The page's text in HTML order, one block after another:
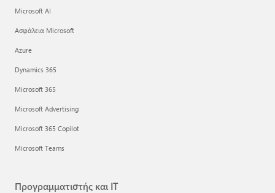
Microsoft AI
Ασφάλεια Microsoft
Azure
Dynamics 365
Microsoft 365
Microsoft Advertising
Microsoft 365 Copilot
Microsoft Teams
Προγραμματιστής και IT